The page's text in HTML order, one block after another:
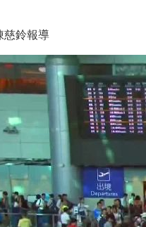
慈鈴報導